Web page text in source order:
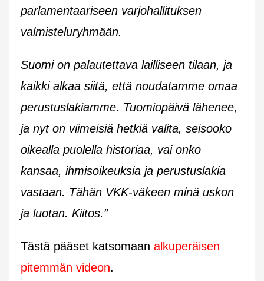
parlamentaariseen varjohallituksen
valmisteluryhmään.
Suomi on palautettava lailliseen tilaan, ja
kaikki alkaa siitä, että noudatamme omaa
perustuslakiamme. Tuomiopäivä lähenee,
ja nyt on viimeisiä hetkiä valita, seisooko
oikealla puolella historiaa, vai onko
kansaa, ihmisoikeuksia ja perustuslakia
vastaan. Tähän VKK-väkeen minä uskon
ja luotan. Kiitos.”
Tästä pääset katsomaan alkuperäisen
pitemmän videon.